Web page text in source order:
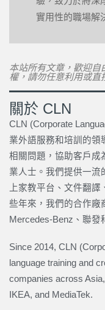
實用性的職場解
本站所有文章，歡迎自
權，請勿任意利用或直
關於 CLN
CLN (Corporate
業外語服務和培訓的領
相關問題，協助客戶成
業人士。我們提供一流
上家教平台、文件翻
些年來，我們的合作廠
Mercedes-Benz、聯發
Since 2014, CLN
language training and
companies across
IKEA, and MediaTek.